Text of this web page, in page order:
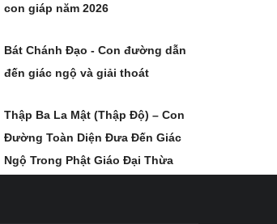
con giáp năm 2026
Bát Chánh Đạo - Con đường dẫn
đến giác ngộ và giải thoát
Thập Ba La Mật (Thập Độ) – Con
Đường Toàn Diện Đưa Đến Giác
Ngộ Trong Phật Giáo Đại Thừa